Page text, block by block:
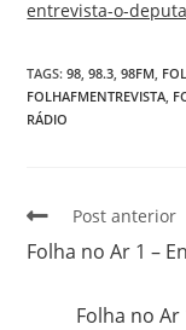
entrevista-o-
TAGS:98, 98.3, 98FM,
FOLHAFMENTREVISTA,
RÁDIO
Post anterior
Folha no Ar 1 –
Folha no Ar